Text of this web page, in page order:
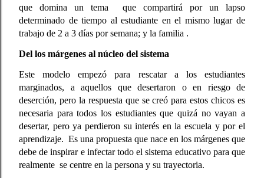
que domina un tema  que compartirá por un lapso
determinado de tiempo al estudiante en el mismo lugar de
trabajo de 2 a 3 días por semana; y la familia .
Del los márgenes al núcleo del sistema
Este modelo empezó para rescatar a los estudiantes
marginados, a aquellos que desertaron o en riesgo de
deserción, pero la respuesta que se creó para estos chicos es
necesaria para todos los estudiantes que quizá no vayan a
desertar, pero ya perdieron su interés en la escuela y por el
aprendizaje.  Es una propuesta que nace en los márgenes que
debe de inspirar e infectar todo el sistema educativo para que
realmente  se centre en la persona y su trayectoria.